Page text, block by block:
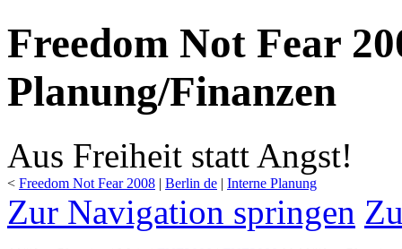
Freedom Not Fear
Planung/Finanzen
Aus Freiheit statt Angst!
< Freedom Not Fear 2008 ‎ | Berlin de ‎ | Interne Planung
Zur Navigation springen